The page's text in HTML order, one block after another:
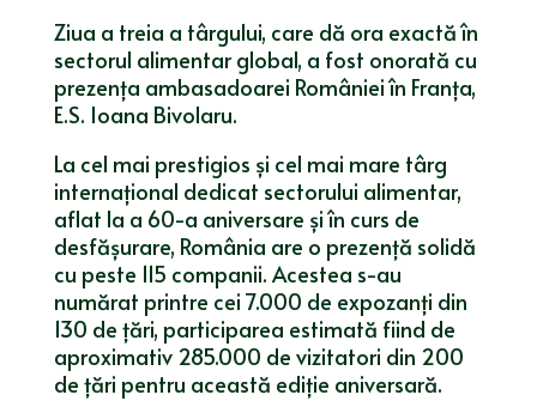
Ziua a treia a târgului, care dă ora exactă în
sectorul alimentar global, a fost onorată cu
prezența ambasadoarei României în Franța,
E.S. Ioana Bivolaru.
La cel mai prestigios și cel mai mare târg
internațional dedicat sectorului alimentar,
aflat la a 60-a aniversare și în curs de
desfășurare, România are o prezență solidă
cu peste 115 companii. Acestea s-au
numărat printre cei 7.000 de expozanți din
130 de țări, participarea estimată fiind de
aproximativ 285.000 de vizitatori din 200
de țări pentru această ediție aniversară.